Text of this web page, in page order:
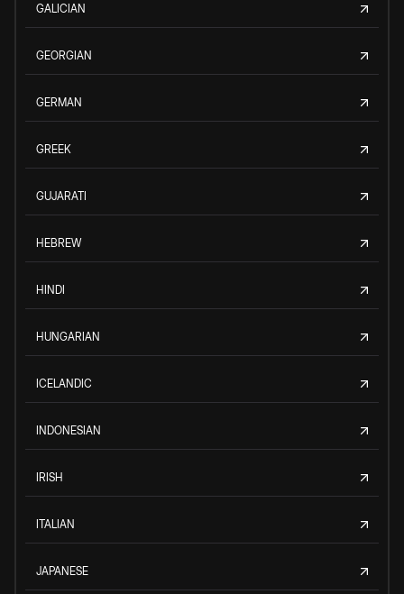
GALICIAN
GEORGIAN
GERMAN
GREEK
GUJARATI
HEBREW
HINDI
HUNGARIAN
ICELANDIC
INDONESIAN
IRISH
ITALIAN
JAPANESE